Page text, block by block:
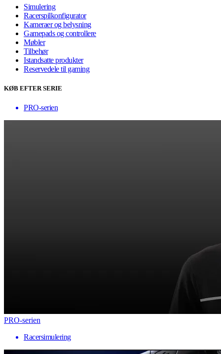
Simulering
Racerspilkonfigurator
Kameraer og belysning
Gamepads og controllere
Møbler
Tilbehør
Istandsatte produkter
Reservedele til gaming
KØB EFTER SERIE
PRO-serien
PRO-serien
Racersimulering